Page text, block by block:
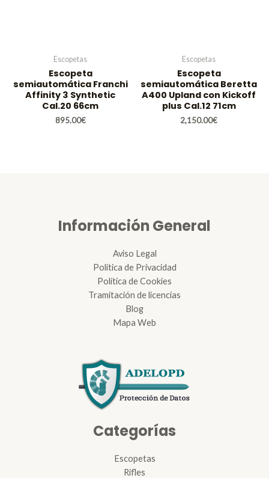
Escopetas
Escopeta
semiautomática Franchi
Affinity 3 Synthetic
Cal.20 66cm
895.00€
Escopetas
Escopeta
semiautomática Beretta
A400 Upland con Kickoff
plus Cal.12 71cm
2,150.00€
Información General
Aviso Legal
Política de Privacidad
Política de Cookies
Tramitación de licencias
Blog
Mapa Web
Categorías
Escopetas
Rifles